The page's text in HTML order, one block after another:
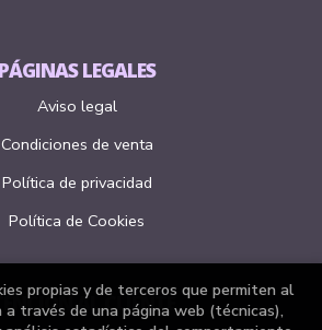
PÁGINAS LEGALES
Aviso legal
Condiciones de venta
Política de privacidad
Política de Cookies
AL CLIENTE
propias y de terceros que permiten al
a través de una página web (técnicas),